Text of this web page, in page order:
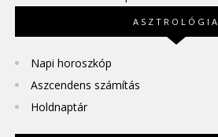
ASZTROLÓGIA
Napi horoszkóp
Aszcendens számítás
Holdnaptár